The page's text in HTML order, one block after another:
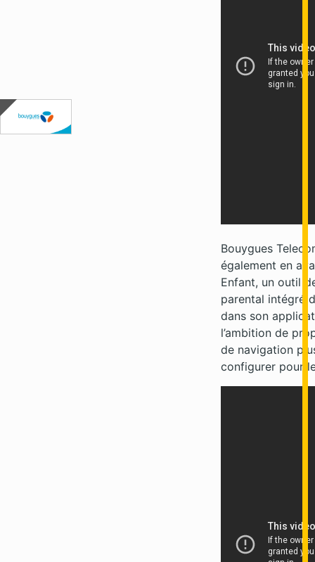
Bouygues
également en
Enfant, un outil
parental intégré
dans son
l’ambition de
de navigation
configurer pour